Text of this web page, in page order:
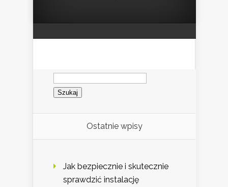
Szukaj:
Ostatnie wpisy
Jak bezpiecznie i skutecznie
sprawdzić instalację